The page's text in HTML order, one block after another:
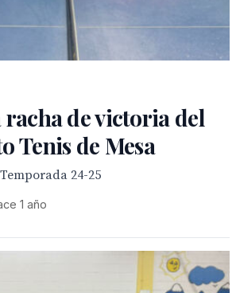
de victoria del
Tenis de Mesa
24-25
1 año